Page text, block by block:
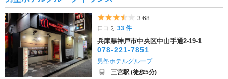
5つ星のうち3.5
3.68
口コミ33 件
兵庫県神戸市中央区中山手通2-19-1
078-221-7851
男塾ホテルグループ
三宮駅 (徒歩5分)